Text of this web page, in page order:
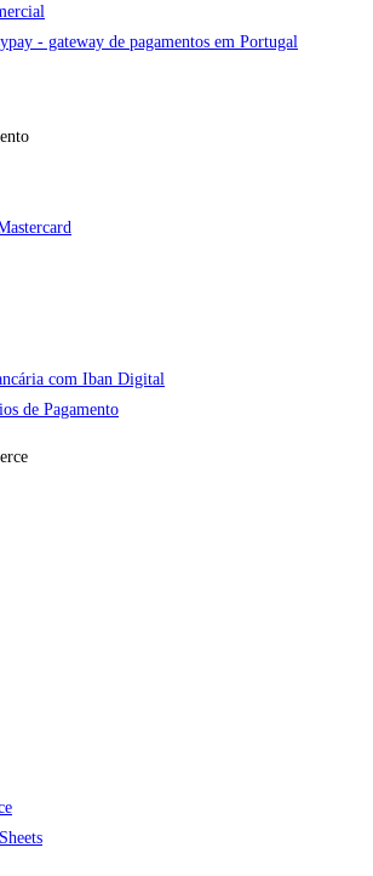
- gateway de pagamentos em Portugal
com Iban Digital
de Pagamento